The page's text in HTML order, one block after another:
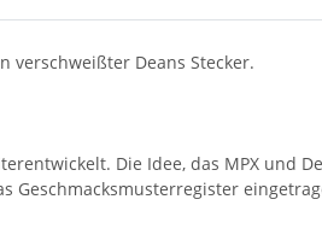
verschweißter Deans Stecker.
Die Idee, das MPX und